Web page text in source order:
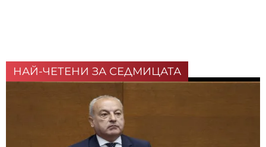
НАЙ-ЧЕТЕНИ ЗА СЕДМИЦАТА